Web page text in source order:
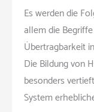
Es werden die
allem die
Übertragbarkeit
Die Bildung von
besonders
System